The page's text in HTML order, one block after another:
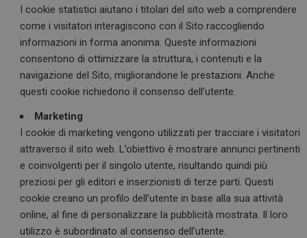
I cookie statistici aiutano i titolari del sito web a comprendere
come i visitatori interagiscono con il Sito raccogliendo
informazioni in forma anonima. Queste informazioni
consentono di ottimizzare la struttura, i contenuti e la
navigazione del Sito, migliorandone le prestazioni. Anche
questi cookie richiedono il consenso dell’utente.
Marketing
I cookie di marketing vengono utilizzati per tracciare i visitatori
attraverso il sito web. L’obiettivo è mostrare annunci pertinenti
e coinvolgenti per il singolo utente, risultando quindi più
preziosi per gli editori e inserzionisti di terze parti. Questi
cookie creano un profilo dell’utente in base alla sua attività
online, al fine di personalizzare la pubblicità mostrata. Il loro
utilizzo è subordinato al consenso dell’utente.